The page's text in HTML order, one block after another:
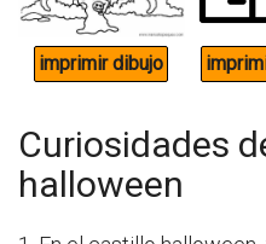
Curiosidades
halloween